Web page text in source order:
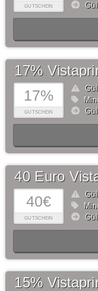
GUTSCHEIN
17%
GUTSCHEIN
17%
40€
GUTSCHEIN
40 Euro
15%